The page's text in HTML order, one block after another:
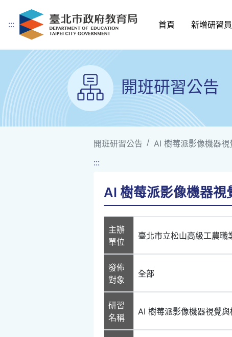
跳到主要內容
::: 首頁 新增研習
開班研習公告
開班研習公告
AI 樹莓派影像機器
:::
AI 樹莓派影像機器
主辦
單位
臺北市立松山高級工農職
發佈
對象
全部
研習
名稱
AI 樹莓派影像機器視覺